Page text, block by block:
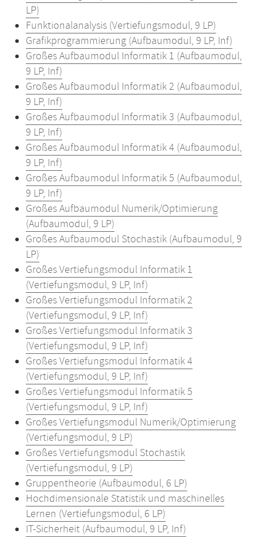
LP)
Funktionalanalysis (Vertiefungsmodul, 9 LP)
Grafikprogrammierung (Aufbaumodul, 9 LP, Inf)
Großes Aufbaumodul Informatik 1 (Aufbaumodul,
9 LP, Inf)
Großes Aufbaumodul Informatik 2 (Aufbaumodul,
9 LP, Inf)
Großes Aufbaumodul Informatik 3 (Aufbaumodul,
9 LP, Inf)
Großes Aufbaumodul Informatik 4 (Aufbaumodul,
9 LP, Inf)
Großes Aufbaumodul Informatik 5 (Aufbaumodul,
9 LP, Inf)
Großes Aufbaumodul Numerik/Optimierung
(Aufbaumodul, 9 LP)
Großes Aufbaumodul Stochastik (Aufbaumodul, 9
LP)
Großes Vertiefungsmodul Informatik 1
(Vertiefungsmodul, 9 LP, Inf)
Großes Vertiefungsmodul Informatik 2
(Vertiefungsmodul, 9 LP, Inf)
Großes Vertiefungsmodul Informatik 3
(Vertiefungsmodul, 9 LP, Inf)
Großes Vertiefungsmodul Informatik 4
(Vertiefungsmodul, 9 LP, Inf)
Großes Vertiefungsmodul Informatik 5
(Vertiefungsmodul, 9 LP, Inf)
Großes Vertiefungsmodul Numerik/Optimierung
(Vertiefungsmodul, 9 LP)
Großes Vertiefungsmodul Stochastik
(Vertiefungsmodul, 9 LP)
Gruppentheorie (Aufbaumodul, 6 LP)
Hochdimensionale Statistik und maschinelles
Lernen (Vertiefungsmodul, 6 LP)
IT-Sicherheit (Aufbaumodul, 9 LP, Inf)